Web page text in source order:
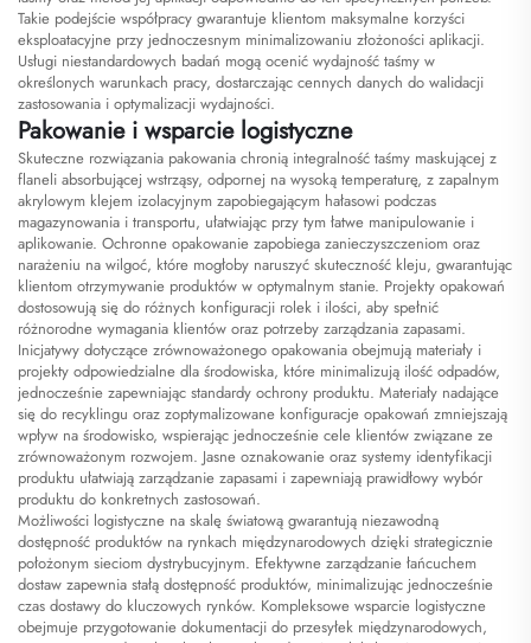
Takie podejście współpracy gwarantuje klientom maksymalne korzyści
eksploatacyjne przy jednoczesnym minimalizowaniu złożoności aplikacji.
Usługi niestandardowych badań mogą ocenić wydajność taśmy w
określonych warunkach pracy, dostarczając cennych danych do walidacji
zastosowania i optymalizacji wydajności.
Pakowanie i wsparcie logistyczne
Skuteczne rozwiązania pakowania chronią integralność taśmy maskującej z
flaneli absorbującej wstrząsy, odpornej na wysoką temperaturę, z zapalnym
akrylowym klejem izolacyjnym zapobiegającym hałasowi podczas
magazynowania i transportu, ułatwiając przy tym łatwe manipulowanie i
aplikowanie. Ochronne opakowanie zapobiega zanieczyszczeniom oraz
narażeniu na wilgoć, które mogłoby naruszyć skuteczność kleju, gwarantując
klientom otrzymywanie produktów w optymalnym stanie. Projekty opakowań
dostosowują się do różnych konfiguracji rolek i ilości, aby spełnić
różnorodne wymagania klientów oraz potrzeby zarządzania zapasami.
Inicjatywy dotyczące zrównoważonego opakowania obejmują materiały i
projekty odpowiedzialne dla środowiska, które minimalizują ilość odpadów,
jednocześnie zapewniając standardy ochrony produktu. Materiały nadające
się do recyklingu oraz zoptymalizowane konfiguracje opakowań zmniejszają
wpływ na środowisko, wspierając jednocześnie cele klientów związane ze
zrównoważonym rozwojem. Jasne oznakowanie oraz systemy identyfikacji
produktu ułatwiają zarządzanie zapasami i zapewniają prawidłowy wybór
produktu do konkretnych zastosowań.
Możliwości logistyczne na skalę światową gwarantują niezawodną
dostępność produktów na rynkach międzynarodowych dzięki strategicznie
położonym sieciom dystrybucyjnym. Efektywne zarządzanie łańcuchem
dostaw zapewnia stałą dostępność produktów, minimalizując jednocześnie
czas dostawy do kluczowych rynków. Kompleksowe wsparcie logistyczne
obejmuje przygotowanie dokumentacji do przesyłek międzynarodowych,